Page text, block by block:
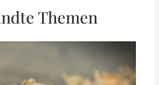
Themen